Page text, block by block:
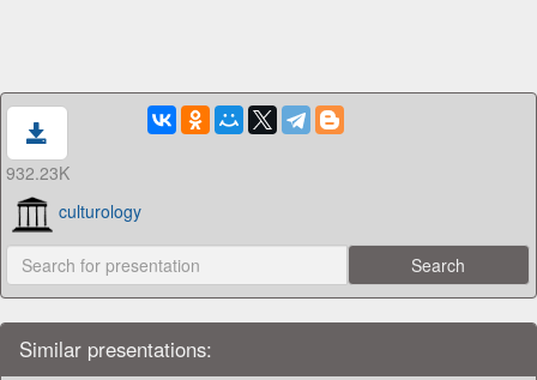
932.23K
culturology
Similar presentations: